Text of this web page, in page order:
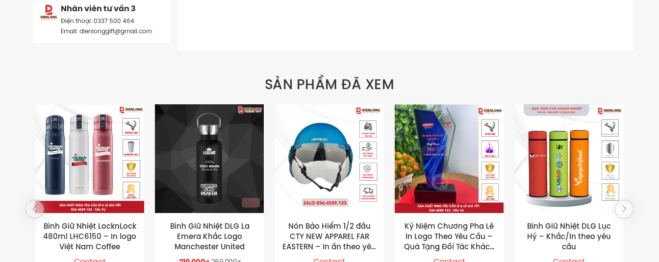
Nhân viên tư vấn 3
Điện thoại: 0337 500 464
Email: dienlonggift@gmail.com
SẢN PHẨM ĐÃ XEM
Bình Giữ Nhiệt LocknLock
480ml LHC6150 – In logo
Việt Nam Coffee
Bình Giữ Nhiệt DLG La
Emera Khắc Logo
Manchester United
-19%
Nón Bảo Hiểm 1/2 đầu
CTY NEW APPAREL FAR
EASTERN – In ấn theo yêu
cầu
Kỷ Niệm Chương Pha Lê
In Logo Theo Yêu Cầu –
Quà Tặng Đối Tác Khách
Hàng DLPL12
Bình Giữ Nhiệt DLG Lục
Hỷ – Khắc/In theo yêu
cầu